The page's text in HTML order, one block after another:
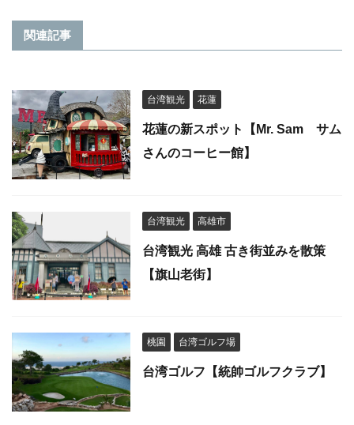
関連記事
台湾観光 花蓮
花蓮の新スポット【Mr. Sam サム
さんのコーヒー館】
台湾観光 高雄市
台湾観光 高雄 古き街並みを散策
【旗山老街】
桃園 台湾ゴルフ場
台湾ゴルフ【統帥ゴルフクラブ】